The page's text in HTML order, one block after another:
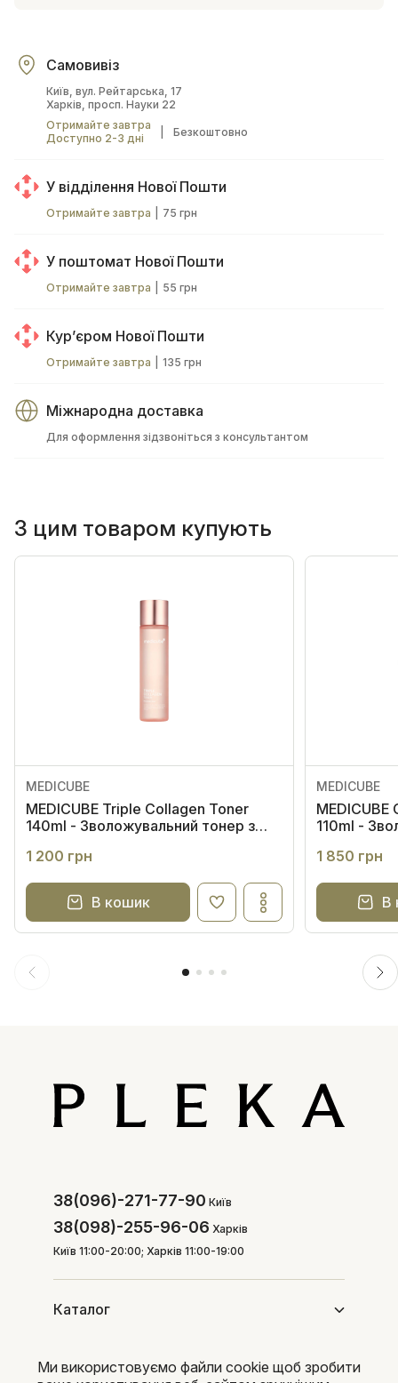
Самовивіз
Київ, вул. Рейтарська, 17
Харків, просп. Науки 22
Отримайте завтра
Доступно 2-3 дні
Безкоштовно
У відділення Нової Пошти
Отримайте завтра 75 грн
У поштомат Нової Пошти
Отримайте завтра 55 грн
Курʼєром Нової Пошти
Отримайте завтра 135 грн
Міжнародна доставка
Для оформлення зідзвоніться з консультантом
З цим товаром купують
MEDICUBE
MEDICUBE Triple Collagen Toner
140ml - Зволожувальний тонер з
кислотою
1 200 грн
В кошик
MEDICUBE
110ml -
1 850 грн
В
38(096)-271-77-90 Київ
38(098)-255-96-06 Харків
Київ 11:00-20:00; Харків 11:00-19:00
Каталог
Покупцям
Ми використовуємо файли cookie щоб зробити